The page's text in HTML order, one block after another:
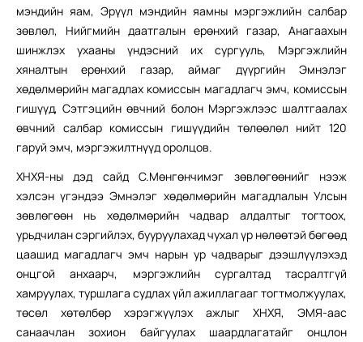
мэндийн яам, Эрүүл мэндийн яамны мэргэжлийн салбар
зөвлөл, Нийгмийн даатгалын ерөнхий газар, Анагаахын
шинжлэх ухааны үндэсний их сургууль, Мэргэжлийн
хяналтын ерөнхий газар, аймаг дүүргийн Эмнэлэг
хөдөлмөрийн магадлах комиссын магадлагч эмч, комиссын
гишүүд, Сэтгэцийн өвчний болон Мэргэжлээс шалтгаалах
өвчний салбар комиссын гишүүдийн төлөөлөл нийт 120
гаруй эмч, мэргэжилтнүүд оролцов.
ХНХЯ-ны дэд сайд С.Мөнгөнчимэг зөвлөгөөнийг нээж
хэлсэн үгэндээ Эмнэлэг хөдөлмөрийн магадлалын Улсын
зөвлөгөөн нь хөдөлмөрийн чадвар алдалтыг тогтоох,
урьдчилан сэргийлэх, бууруулахад чухал үр нөлөөтэй бөгөөд
цаашид магадлагч эмч нарын ур чадварыг дээшлүүлэхэд
онцгой анхаарч, мэргэжлийн сургалтад тасралтгүй
хамруулах, туршлага судлах үйл ажиллагааг тогтмолжуулах,
төсөл хөтөлбөр хэрэгжүүлэх ажлыг ХНХЯ, ЭМЯ-аас
санаачлан зохион байгуулах шаардлагатайг онцлон